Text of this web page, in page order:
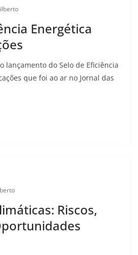
Energética
lançamento do Selo de Eficiência
que foi ao ar no Jornal das
Riscos,